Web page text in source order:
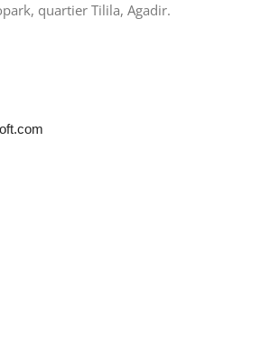
quartier Tilila, Agadir.